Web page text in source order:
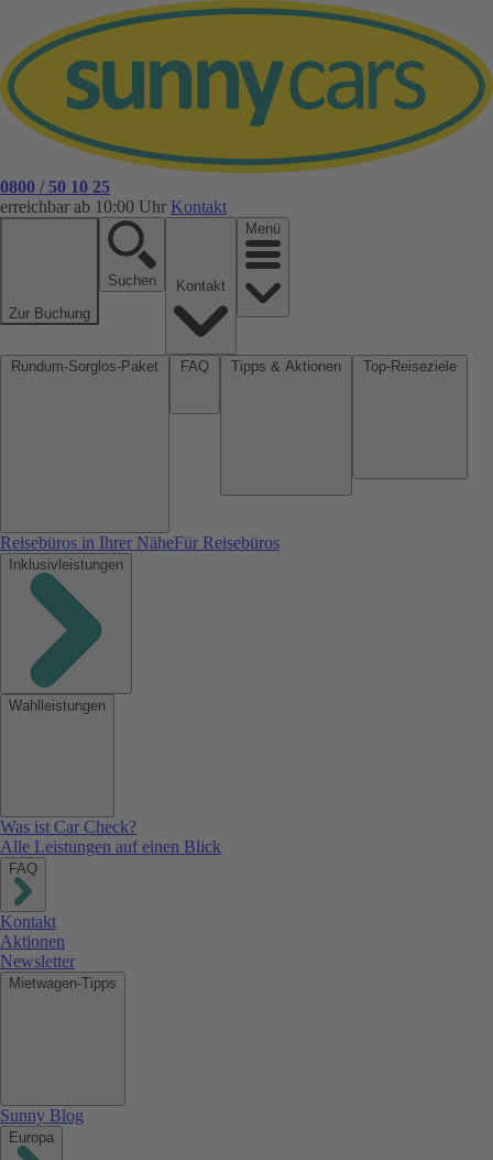
0800 / 50 10 25
erreichbar ab 10:00 Uhr Kontakt
Zur Buchung
Suchen
Menü
Reisebüros in Ihrer NäheFür Reisebüros
Inklusivleistungen
Wahlleistungen
Was ist Car Check?
Alle Leistungen auf einen Blick
FAQ
Kontakt
Aktionen
Newsletter
Mietwagen-Tipps
Sunny Blog
Europa